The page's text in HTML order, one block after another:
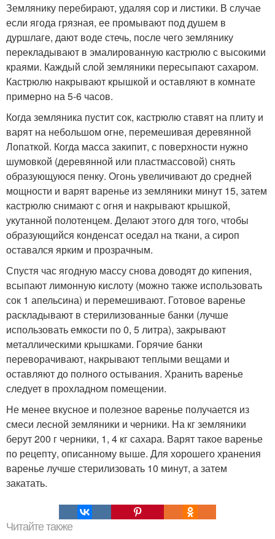
Землянику перебирают, удаляя сор и листики. В случае
если ягода грязная, ее промывают под душем в
дуршлаге, дают воде стечь, после чего землянику
перекладывают в эмалированную кастрюлю с высокими
краями. Каждый слой земляники пересыпают сахаром.
Кастрюлю накрывают крышкой и оставляют в комнате
примерно на 5-6 часов.
Когда земляника пустит сок, кастрюлю ставят на плиту и
варят на небольшом огне, перемешивая деревянной
Лопаткой. Когда масса закипит, с поверхности нужно
шумовкой (деревянной или пластмассовой) снять
образующуюся пенку. Огонь увеличивают до средней
мощности и варят варенье из земляники минут 15, затем
кастрюлю снимают с огня и накрывают крышкой,
укутанной полотенцем. Делают этого для того, чтобы
образующийся конденсат оседал на ткани, а сироп
оставался ярким и прозрачным.
Спустя час ягодную массу снова доводят до кипения,
всыпают лимонную кислоту (можно также использовать
сок 1 апельсина) и перемешивают. Готовое варенье
раскладывают в стерилизованные банки (лучше
использовать емкости по 0, 5 литра), закрывают
металлическими крышками. Горячие банки
переворачивают, накрывают теплыми вещами и
оставляют до полного остывания. Хранить варенье
следует в прохладном помещении.
Не менее вкусное и полезное варенье получается из
смеси лесной земляники и черники. На кг земляники
берут 200 г черники, 1, 4 кг сахара. Варят такое варенье
по рецепту, описанному выше. Для хорошего хранения
варенье лучше стерилизовать 10 минут, а затем
закатать.
Читайте также